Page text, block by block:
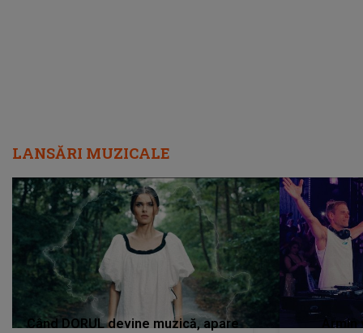
LANSĂRI MUZICALE
Când DORUL devine muzică, apare